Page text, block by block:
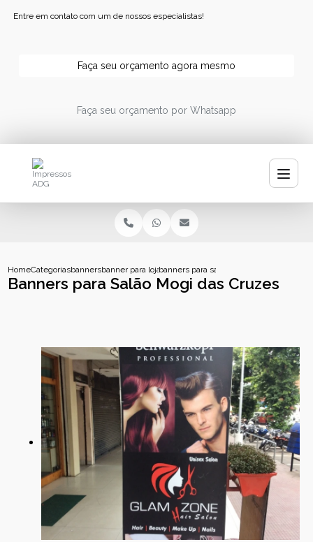
Entre em contato com um de nossos especialistas!
Faça seu orçamento agora mesmo
Faça seu orçamento por Whatsapp
HomeCategoriasbannersbanner para lojabanners para salao mogi das cruzes
Banners para Salão Mogi das Cruzes